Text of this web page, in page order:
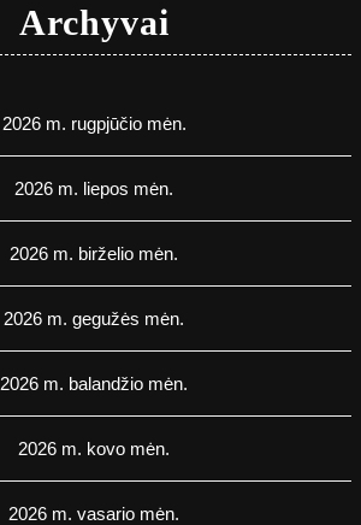
Archyvai
2026 m. rugpjūčio mėn.
2026 m. liepos mėn.
2026 m. birželio mėn.
2026 m. gegužės mėn.
2026 m. balandžio mėn.
2026 m. kovo mėn.
2026 m. vasario mėn.